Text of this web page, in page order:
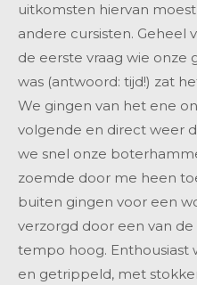
uitkomsten hiervan
andere cursisten. Geheel
de eerste vraag wie onze
was (antwoord: tijd!) zat
We gingen van het ene
volgende en direct weer
we snel onze
zoemde door me heen
buiten gingen voor een
verzorgd door een van
tempo hoog. Enthousiast
en getrippeld, met